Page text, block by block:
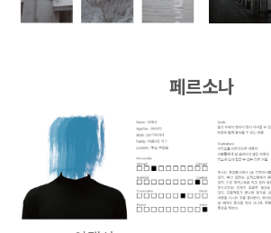
페르소나